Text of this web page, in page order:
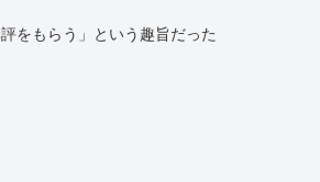
をもらう」という趣旨だった